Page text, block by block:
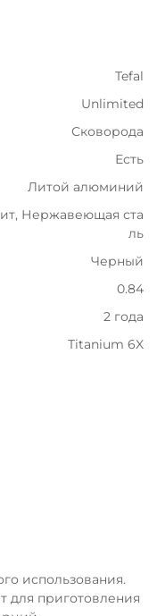
Tefal
Unlimited
Сковорода
Есть
Литой алюминий
Нержавеющая ста
ль
Черный
0.84
2 года
Titanium 6X
использования.
для приготовления